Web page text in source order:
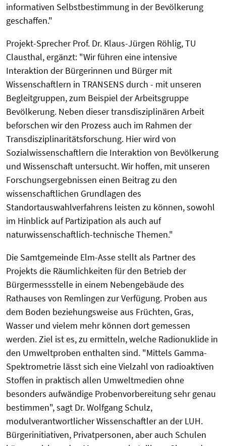
informativen Selbstbestimmung in der Bevölkerung
geschaffen."
Projekt-Sprecher Prof. Dr. Klaus-Jürgen Röhlig, TU
Clausthal, ergänzt: "Wir führen eine intensive
Interaktion der Bürgerinnen und Bürger mit
Wissenschaftlern in TRANSENS durch - mit unseren
Begleitgruppen, zum Beispiel der Arbeitsgruppe
Bevölkerung. Neben dieser transdisziplinären Arbeit
beforschen wir den Prozess auch im Rahmen der
Transdisziplinaritätsforschung. Hier wird von
Sozialwissenschaftlern die Interaktion von Bevölkerung
und Wissenschaft untersucht. Wir hoffen, mit unseren
Forschungsergebnissen einen Beitrag zu den
wissenschaftlichen Grundlagen des
Standortauswahlverfahrens leisten zu können, sowohl
im Hinblick auf Partizipation als auch auf
naturwissenschaftlich-technische Themen."
Die Samtgemeinde Elm-Asse stellt als Partner des
Projekts die Räumlichkeiten für den Betrieb der
Bürgermessstelle in einem Nebengebäude des
Rathauses von Remlingen zur Verfügung. Proben aus
dem Boden beziehungsweise aus Früchten, Gras,
Wasser und vielem mehr können dort gemessen
werden. Ziel ist es, zu ermitteln, welche Radionuklide in
den Umweltproben enthalten sind. "Mittels Gamma-
Spektrometrie lässt sich eine Vielzahl von radioaktiven
Stoffen in praktisch allen Umweltmedien ohne
besonders aufwändige Probenvorbereitung sehr genau
bestimmen", sagt Dr. Wolfgang Schulz,
modulverantwortlicher Wissenschaftler an der LUH.
Bürgerinitiativen, Privatpersonen, aber auch Schulen